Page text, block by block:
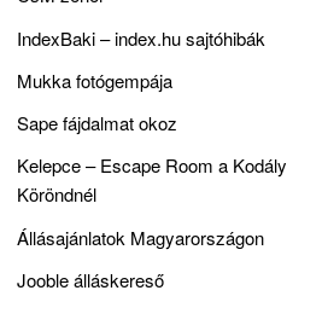
IndexBaki – index.hu sajtóhibák
Mukka fotógempája
Sape fájdalmat okoz
Kelepce – Escape Room a Kodály
Köröndnél
Állásajánlatok Magyarországon
Jooble álláskereső